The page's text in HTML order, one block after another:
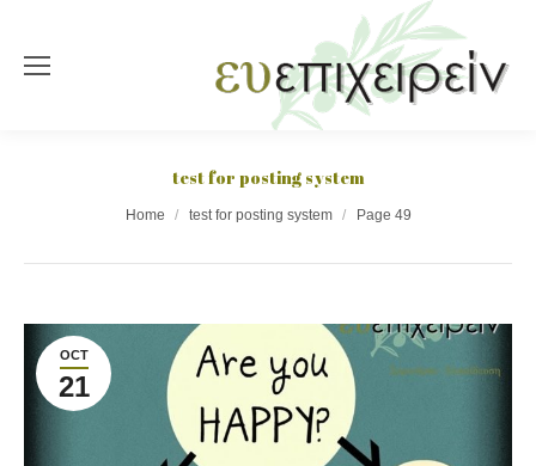
test for posting system
You are here:Home test for posting system Page 49
OCT
21